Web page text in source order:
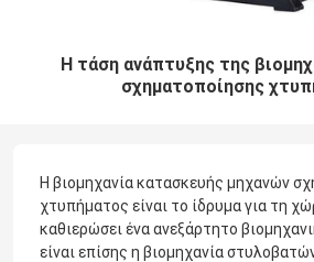
Η τάση ανάπτυξης της
σχηματοποίησης
Η βιομηχανία κατασκευής μηχανών
χτυπήματος είναι το ίδρυμα για τη
καθιερώσει ένα ανεξάρτητο
είναι επίσης η βιομηχανία